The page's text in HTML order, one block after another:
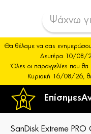
Επίσημες
Θα θέλαμε να σας
Δευτέρα 10/08/
Όλες οι παραγγελίες που
Κυριακή 16/08/26,
SanDisk Extreme